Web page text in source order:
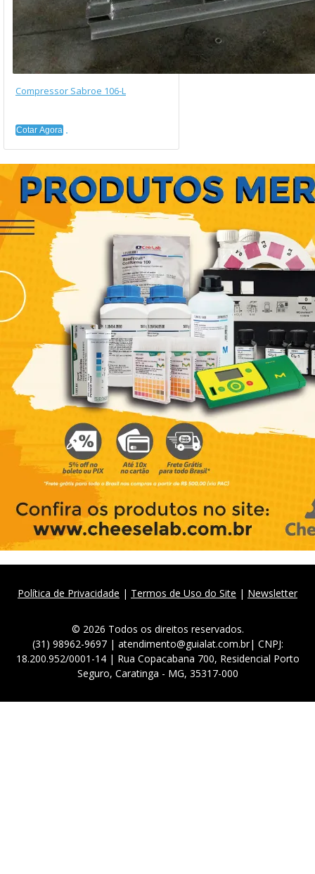
Compressor Sabroe 106-L
Cotar Agora
Política de Privacidade | Termos de Uso do Site | Newsletter
© 2026 Todos os direitos reservados.
(31) 98962-9697 | atendimento@guialat.com.br| CNPJ:
18.200.952/0001-14 | Rua Copacabana 700, Residencial Porto
Seguro, Caratinga - MG, 35317-000